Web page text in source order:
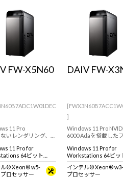
|Copilot+ PC
スペック/パーツ別
AIおすすめパソコン
Windows 11 |Copilot+ PC
|Copilot+ PC
FW-X5N60
11 Pro
いレンダリング、
ング性能を実現す
RTX 6000 Ada 世
のワークステーショ
11 Pro for
64ビット
ル® Xeon® w5-
プロセッサー
DAIV FW-
]
Windows 11 Pro
6000 Adaを搭載した
モデル
Windows 11 Pro for
Workstations 64ビッ
(DSP)
インテル® Xeon®
プロセッサー